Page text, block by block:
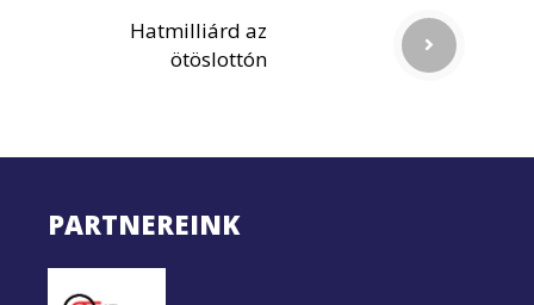
Hatmilliárd az
ötöslottón
PARTNEREINK